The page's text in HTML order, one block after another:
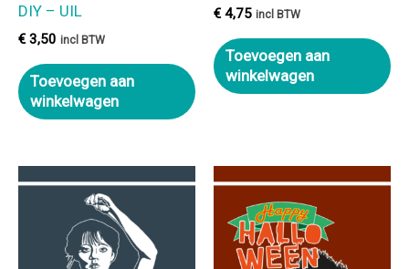
DIY – UIL
€ 3,50 incl BTW
Toevoegen aan
winkelwagen
€ 4,75 incl BTW
Toevoegen aan
winkelwagen